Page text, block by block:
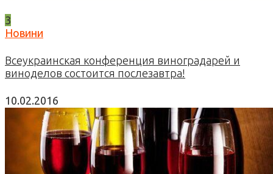
3
Новини
Всеукраинская конференция виноградарей и
виноделов состоится послезавтра!
10.02.2016